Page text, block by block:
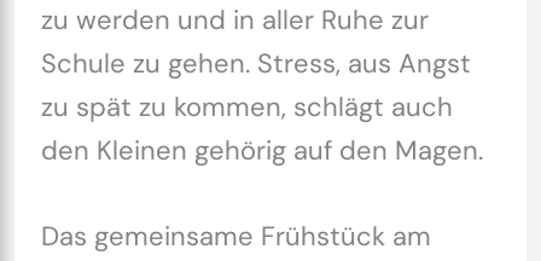
zu werden und in aller Ruhe zur
Schule zu gehen. Stress, aus Angst
zu spät zu kommen, schlägt auch
den Kleinen gehörig auf den Magen.
Das gemeinsame Frühstück am